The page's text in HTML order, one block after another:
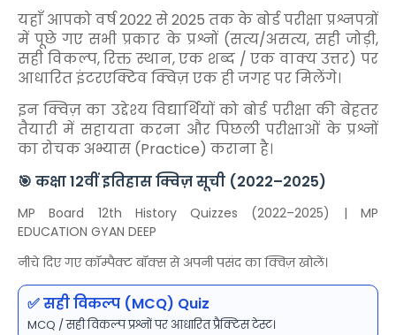
यहाँ आपको वर्ष 2022 से 2025 तक के बोर्ड परीक्षा प्रश्नपत्रों
में पूछे गए सभी प्रकार के प्रश्नों (सत्य/असत्य, सही जोड़ी,
सही विकल्प, रिक्त स्थान, एक शब्द / एक वाक्य उत्तर) पर
आधारित इंटरएक्टिव क्विज़ एक ही जगह पर मिलेंगे।
इन क्विज़ का उद्देश्य विद्यार्थियों को बोर्ड परीक्षा की बेहतर
तैयारी में सहायता करना और पिछली परीक्षाओं के प्रश्नों
का रोचक अभ्यास (Practice) कराना है।
🎯 कक्षा 12वीं इतिहास क्विज़ सूची (2022–2025)
MP Board 12th History Quizzes (2022–2025) | MP
EDUCATION GYAN DEEP
नीचे दिए गए कॉम्पैक्ट बॉक्स से अपनी पसंद का क्विज़ खोलें।
✅ सही विकल्प (MCQ) Quiz
MCQ / सही विकल्प प्रश्नों पर आधारित प्रैक्टिस टेस्ट।